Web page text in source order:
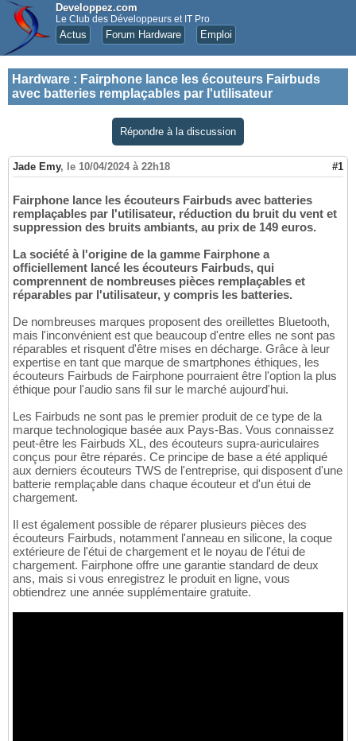
Developpez.com
Le Club des Développeurs et IT Pro
Actus Forum Hardware Emploi
Hardware : Fairphone lance les écouteurs Fairbuds
avec batteries remplaçables par l'utilisateur
Répondre à la discussion
Jade Emy, le 10/04/2024 à 22h18 #1
Fairphone lance les écouteurs Fairbuds avec batteries
remplaçables par l'utilisateur, réduction du bruit du vent et
suppression des bruits ambiants, au prix de 149 euros.
La société à l'origine de la gamme Fairphone a
officiellement lancé les écouteurs Fairbuds, qui
comprennent de nombreuses pièces remplaçables et
réparables par l'utilisateur, y compris les batteries.
De nombreuses marques proposent des oreillettes Bluetooth,
mais l'inconvénient est que beaucoup d'entre elles ne sont pas
réparables et risquent d'être mises en décharge. Grâce à leur
expertise en tant que marque de smartphones éthiques, les
écouteurs Fairbuds de Fairphone pourraient être l'option la plus
éthique pour l'audio sans fil sur le marché aujourd'hui.
Les Fairbuds ne sont pas le premier produit de ce type de la
marque technologique basée aux Pays-Bas. Vous connaissez
peut-être les Fairbuds XL, des écouteurs supra-auriculaires
conçus pour être réparés. Ce principe de base a été appliqué
aux derniers écouteurs TWS de l'entreprise, qui disposent d'une
batterie remplaçable dans chaque écouteur et d'un étui de
chargement.
Il est également possible de réparer plusieurs pièces des
écouteurs Fairbuds, notamment l'anneau en silicone, la coque
extérieure de l'étui de chargement et le noyau de l'étui de
chargement. Fairphone offre une garantie standard de deux
ans, mais si vous enregistrez le produit en ligne, vous
obtiendrez une année supplémentaire gratuite.